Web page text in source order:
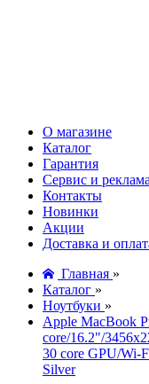
О магазине
Каталог
Гарантия
Сервис и
Контакты
Новинки
Акции
Доставка и
Главная »
Каталог »
Ноутбуки »
Apple MacBook
core/16.2"/
30 core GPU/Wi-
Silver